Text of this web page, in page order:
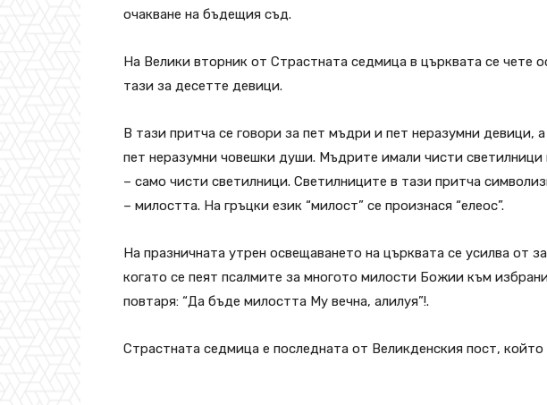
очакване на бъдещия съд.
На Велики вторник от Страстната седмица в църквата се чете
тази за десетте девици.
В тази притча се говори за пет мъдри и пет неразумни девици,
пет неразумни човешки души. Мъдрите имали чисти светилници
– само чисти светилници. Светилниците в тази притча
– милостта. На гръцки език “милост” се произнася “елеос”.
На празничната утрен освещаването на църквата се усилва от
когато се пеят псалмите за многото милости Божии към
повтаря: “Да бъде милостта Му вечна, алилуя”!.
Страстната седмица е последната от Великденския пост,